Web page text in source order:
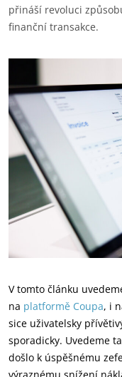
přináší revoluci
finanční transakce.
V tomto článku
na platformě Coupa, i
sice uživatelsky
sporadicky. Uvedeme
došlo k úspěšnému